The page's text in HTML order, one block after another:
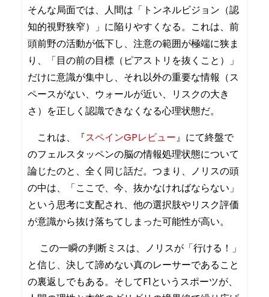
そんな局面では、人間は「トンネルビジョン（認
知的視野狭窄）」に陥りやすくなる。これは、前
頭前野の活動が低下し、注意の範囲が極端に狭ま
り、「目の前の目標（ピアストリを抜くこと）」
だけに意識が集中し、それ以外の重要な情報（ス
ペースがない、ウォールが近い、リスクの大き
さ）を正しく認識できなくなる心理状態だ。
これは、『スペインGPレビュー』にて終盤で
のフェルスタッペンの脳の情報処理状態について
論じたのと、全く同じ話だ。つまり、ノリスの頭
の中は、「ここで、今、抜かなければならない」
という思考に支配され、他の選択肢やリスク評価
が意識から抜け落ちてしまった可能性が高い。
この一瞬の判断ミスは、ノリスが「行ける！」
と信じ、決して諦めない真のレーサーであること
の裏返しでもある。そしてF1というスポーツが、